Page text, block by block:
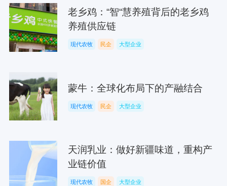
老乡鸡：“智“慧养殖背后的老乡鸡
养殖供应链
现代农牧 民企 大型企业
蒙牛：全球化布局下的产融结合
现代农牧 民企 大型企业
天润乳业：做好新疆味道，重构产
业链价值
现代农牧 国企 大型企业